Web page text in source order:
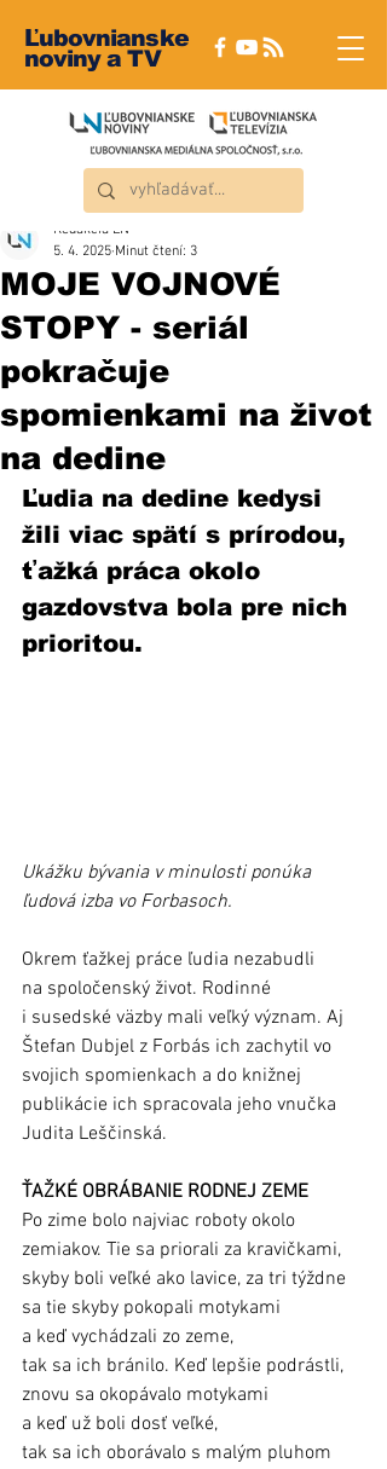
Ľubovnianske
noviny a TV
MOJE VOJNOVÉ
STOPY - seriál
pokračuje
spomienkami na život
na dedine
Redakcia ĽN
5. 4. 2025 Minut čtení: 3
Ľudia na dedine kedysi
žili viac spätí s prírodou,
ťažká práca okolo
gazdovstva bola pre nich
prioritou.
Ukážku bývania v minulosti ponúka
ľudová izba vo Forbasoch.
Okrem ťažkej práce ľudia nezabudli
na spoločenský život. Rodinné
i susedské väzby mali veľký význam. Aj
Štefan Dubjel z Forbás ich zachytil vo
svojich spomienkach a do knižnej
publikácie ich spracovala jeho vnučka
Judita Leščinská.
ŤAŽKÉ OBRÁBANIE RODNEJ ZEME
Po zime bolo najviac roboty okolo
zemiakov. Tie sa priorali za kravičkami,
skyby boli veľké ako lavice, za tri týždne
sa tie skyby pokopali motykami
a keď vychádzali zo zeme,
tak sa ich bránilo. Keď lepšie podrástli,
znovu sa okopávalo motykami
a keď už boli dosť veľké,
tak sa ich oborávalo s malým pluhom